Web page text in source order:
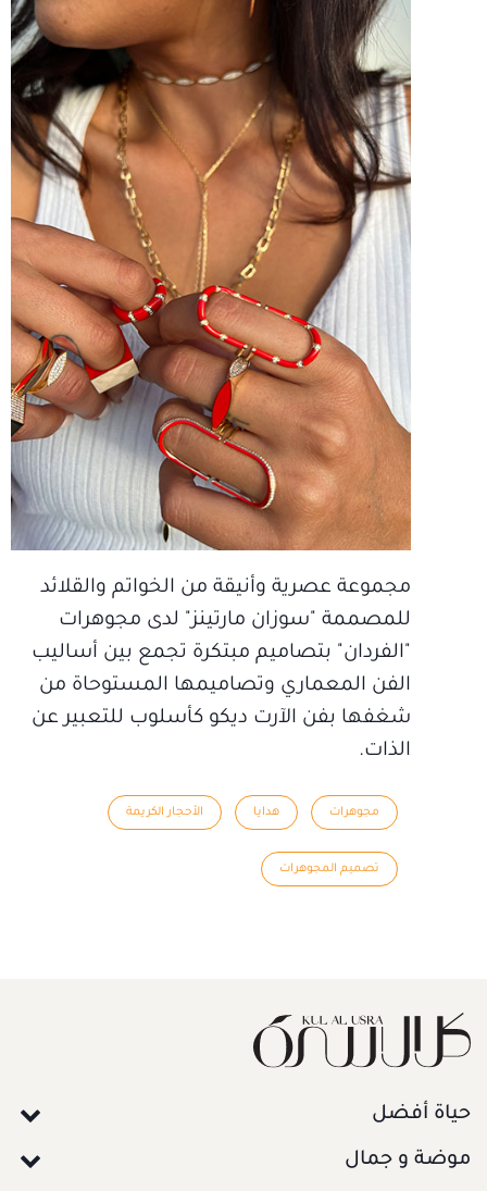
مجموعة عصرية وأنيقة من الخواتم والقلائد
للمصممة "سوزان مارتينز" لدى مجوهرات
"الفردان" بتصاميم مبتكرة تجمع بين أساليب
الفن المعماري وتصاميمها المستوحاة من
شغفها بفن الآرت ديكو كأسلوب للتعبير عن
الذات.
مجوهرات هدايا الأحجار الكريمة
تصميم المجوهرات
حياة أفضل
موضة و جمال